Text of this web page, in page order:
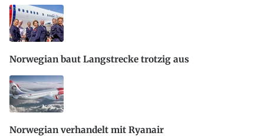
Norwegian baut Langstrecke trotzig aus
Norwegian verhandelt mit Ryanair